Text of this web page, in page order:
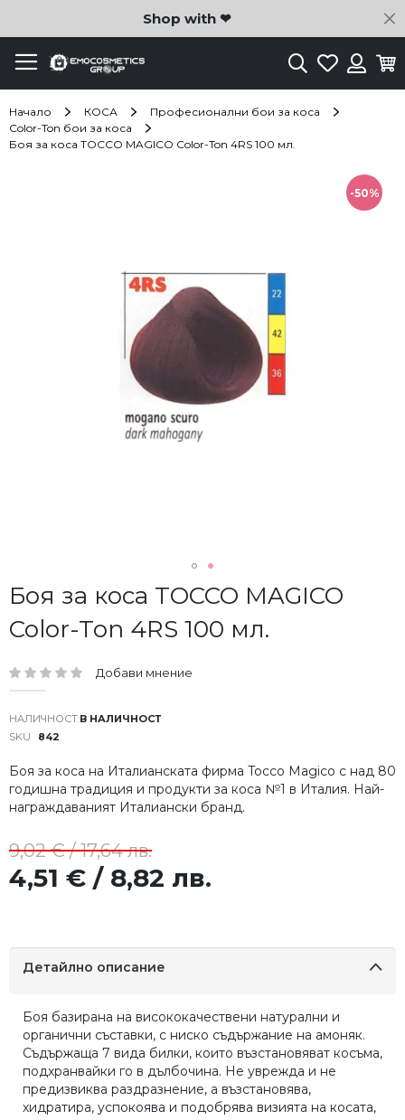
Shop with ❤
ТърсенеЛюбими
Начало КОСА
Професионални бои за коса
Color-Ton бои за коса
Боя за коса TOCCO MAGICO Color-Ton 4RS 100 мл.
Боя за коса TOCCO MAGICO
Color-Ton 4RS 100 мл.
рейтинг: Добави мнение
В НАЛИЧНОСТ
SKU
842
Боя за коса на Италианската фирма Tocco Magico с над 80
годишна традиция и продукти за коса №1 в Италия. Най-
награждаваният Италиански бранд.
4,51 € / 8,82 лв.
9,02 € / 17,64 лв.
-50%
Преминете
към
началото
на
със
снимки
Детайлно описание
Боя базирана на висококачествени натурални и
органични съставки, с ниско съдържание на амоняк.
Съдържаща 7 вида билки, които възстановяват косъма,
подхранвайки го в дълбочина. Не уврежда и не
предизвиква раздразнение, а възстановява,
хидратира, успокоява и подобрява визията на косата,